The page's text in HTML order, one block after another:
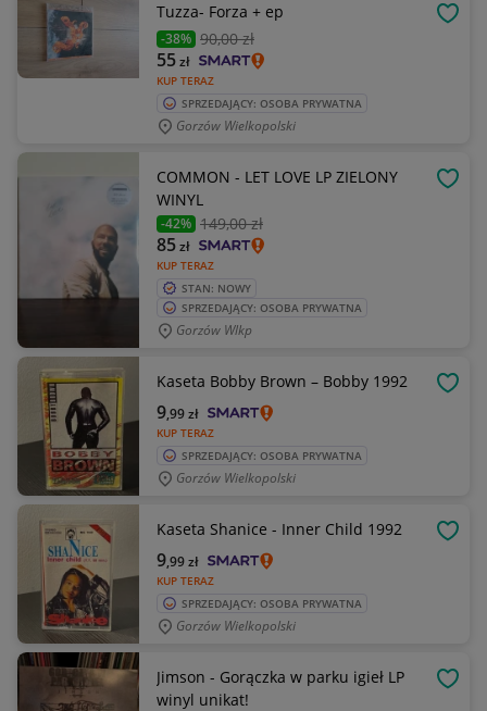
Tuzza- Forza + ep
-38% 90,00 zł
KUP TERAZ
55zł
SPRZEDAJĄCY: OSOBA PRYWATNA
Gorzów Wielkopolski
COMMON - LET LOVE LP ZIELONY
WINYL
-42% 149,00 zł
KUP TERAZ
85zł
STAN: NOWY
SPRZEDAJĄCY: OSOBA PRYWATNA
Gorzów Wlkp
Kaseta Bobby Brown – Bobby 1992
KUP TERAZ
9,99zł
SPRZEDAJĄCY: OSOBA PRYWATNA
Gorzów Wielkopolski
Kaseta Shanice - Inner Child 1992
KUP TERAZ
9,99zł
SPRZEDAJĄCY: OSOBA PRYWATNA
Gorzów Wielkopolski
Jimson - Gorączka w parku igieł LP
winyl unikat!